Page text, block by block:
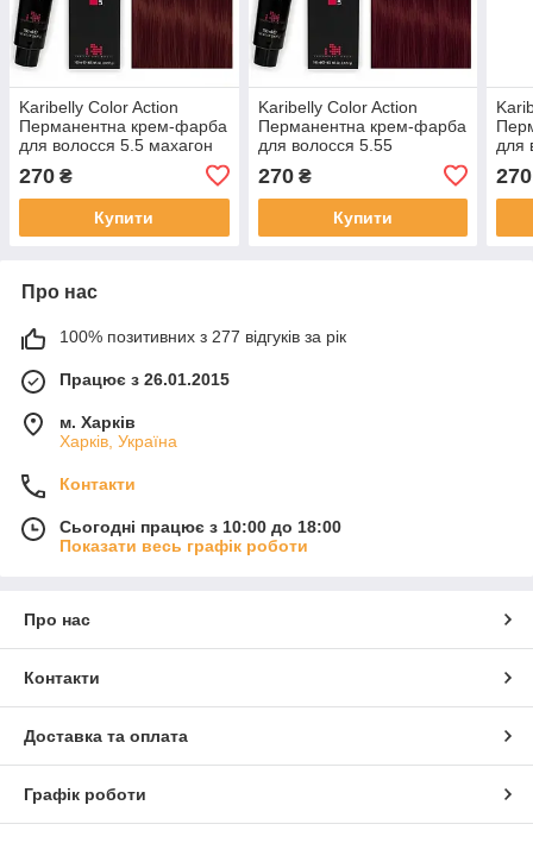
Karibelly Color Action
Перманентна крем-фарба
для волосся 5.5 махагон
270 ₴
Купити
Karibelly Color Action
Перманентна крем-фарба
для волосся 5.55
свiтлий каштан 100 мл
270₴
Купити
для
270
Про нас
100% позитивних з 277 відгуків за рік
Працює з 26.01.2015
м. Харків
Харків, Україна
Контакти
Сьогодні працює з 10:00 до 18:00
Показати весь графік роботи
Про нас
Контакти
Доставка та оплата
Графік роботи